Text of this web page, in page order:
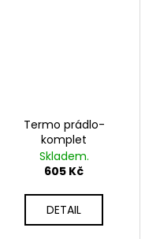
Termo prádlo-
komplet
Skladem.
605 Kč
DETAIL